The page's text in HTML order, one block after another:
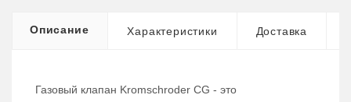
Описание Характеристики Доставка
Газовый клапан Kromschroder CG - это